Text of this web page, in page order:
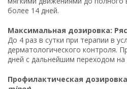
более 14 дней.
Максимальная дозировка:
До 4 раз в сутки при терапии в
дерматологического контроля.
дней с дальнейшим переходом на
Профилактическая